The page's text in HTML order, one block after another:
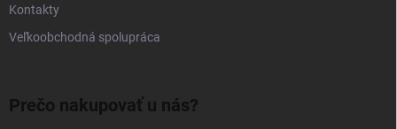
Kontakty
Veľkoobchodná spolupráca
Prečo nakupovať u nás?